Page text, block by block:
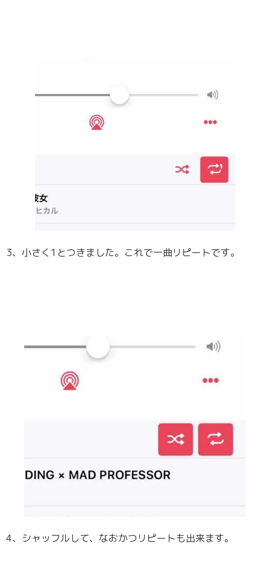
3、小さく1とつきました。これで一曲リピートです。
4、シャッフルして、なおかつリピートも出来ます。